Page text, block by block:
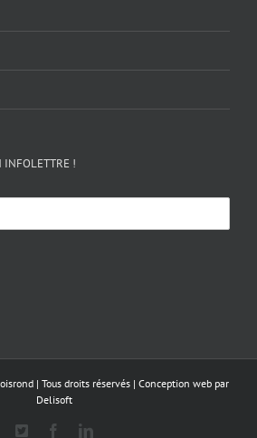
INFOLETTRE !
| Tous droits réservés | Conception web par
Delisoft
FacebookLinkedIn